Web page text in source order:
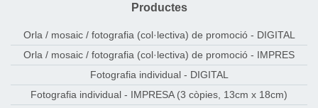
Productes
Orla / mosaic / fotografia (col·lectiva) de promoció - DIGITAL
Orla / mosaic / fotografia (col·lectiva) de promoció - IMPRES
Fotografia individual - DIGITAL
Fotografia individual - IMPRESA (3 còpies, 13cm x 18cm)